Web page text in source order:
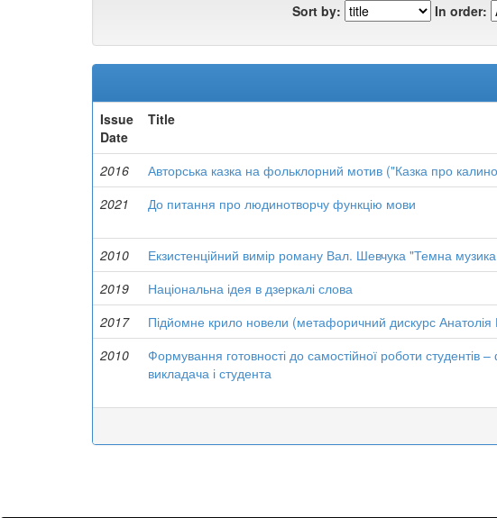
Sort by: In order:
Issue
Date
Title
2016 Авторська казка на фольклорний мотив ("Казка про
2021
До питання про людинотворчу функцію мови
2010
Екзистенційний вимір роману Вал. Шевчука "Темна
2019
Національна ідея в дзеркалі слова
2017
Підйомне крило новели (метафоричний дискурс Анатолія
2010
Формування готовності до самостійної роботи студентів –
викладача і студента